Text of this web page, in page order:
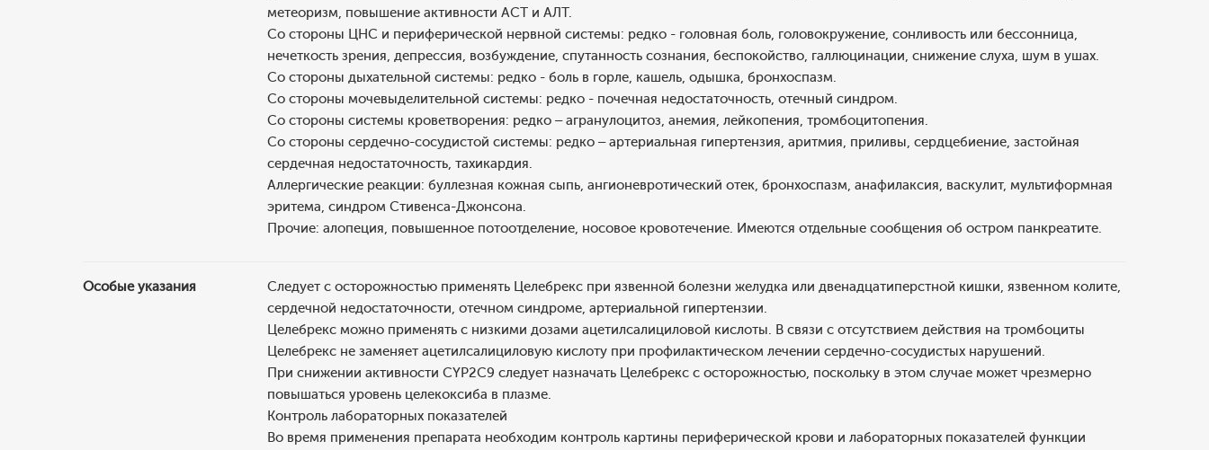
метеоризм, повышение активности АСТ и АЛТ.
Со стороны ЦНС и периферической нервной системы: редко - головная боль, головокружение, сонливость или бессонница,
нечеткость зрения, депрессия, возбуждение, спутанность сознания, беспокойство, галлюцинации, снижение слуха, шум в ушах.
Со стороны дыхательной системы: редко - боль в горле, кашель, одышка, бронхоспазм.
Со стороны мочевыделительной системы: редко - почечная недостаточность, отечный синдром.
Со стороны системы кроветворения: редко – агранулоцитоз, анемия, лейкопения, тромбоцитопения.
Со стороны сердечно-сосудистой системы: редко – артериальная гипертензия, аритмия, приливы, сердцебиение, застойная
сердечная недостаточность, тахикардия.
Аллергические реакции: буллезная кожная сыпь, ангионевротический отек, бронхоспазм, анафилаксия, васкулит, мультиформная
эритема, синдром Стивенса-Джонсона.
Прочие: алопеция, повышенное потоотделение, носовое кровотечение. Имеются отдельные сообщения об остром панкреатите.
Особые указания
Следует с осторожностью применять Целебрекс при язвенной болезни желудка или двенадцатиперстной кишки, язвенном колите,
сердечной недостаточности, отечном синдроме, артериальной гипертензии.
Целебрекс можно применять с низкими дозами ацетилсалициловой кислоты. В связи с отсутствием действия на тромбоциты
Целебрекс не заменяет ацетилсалициловую кислоту при профилактическом лечении сердечно-сосудистых нарушений.
При снижении активности CYP2C9 следует назначать Целебрекс с осторожностью, поскольку в этом случае может чрезмерно
повышаться уровень целекоксиба в плазме.
Контроль лабораторных показателей
Во время применения препарата необходим контроль картины периферической крови и лабораторных показателей функции